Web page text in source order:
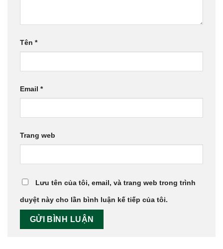
Tên *
Email *
Trang web
Lưu tên của tôi, email, và trang web trong trình
duyệt này cho lần bình luận kế tiếp của tôi.